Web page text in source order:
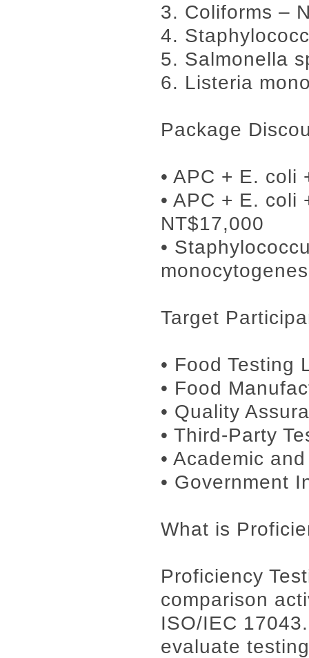
3. Coliforms –
4.
5. Salmonella
6. Listeria
Package
• APC + E. coli
• APC + E. coli
NT$17,000
•
Target
• Food Testing
• Food
• Quality
• Third-Party
• Academic
• Government
What is
Proficiency
comparison
ISO/IEC
evaluate